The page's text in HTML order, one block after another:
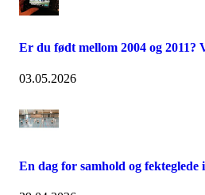
Er du født mellom 2004 og
03.05.2026
En dag for samhold og fekteglede